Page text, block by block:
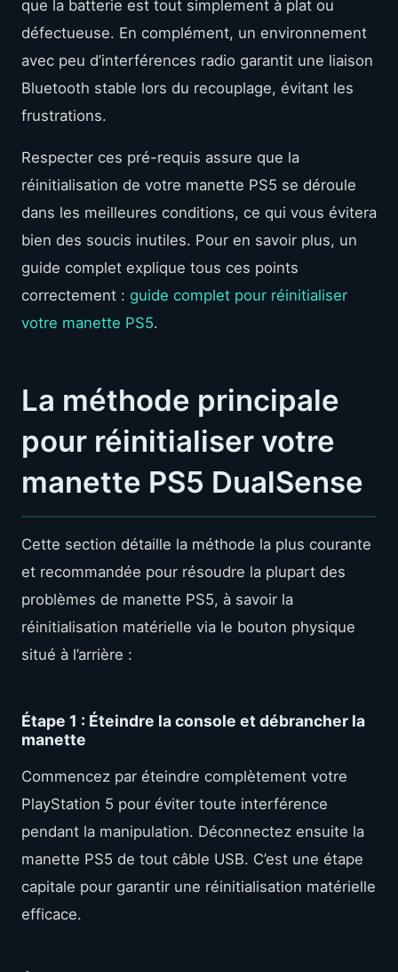
que la batterie est tout simplement à plat ou
défectueuse. En complément, un environnement
avec peu d’interférences radio garantit une liaison
Bluetooth stable lors du recouplage, évitant les
frustrations.
Respecter ces pré-requis assure que la
réinitialisation de votre manette PS5 se déroule
dans les meilleures conditions, ce qui vous évitera
bien des soucis inutiles. Pour en savoir plus, un
guide complet explique tous ces points
correctement : guide complet pour réinitialiser
votre manette PS5.
La méthode principale
pour réinitialiser votre
manette PS5 DualSense
Cette section détaille la méthode la plus courante
et recommandée pour résoudre la plupart des
problèmes de manette PS5, à savoir la
réinitialisation matérielle via le bouton physique
situé à l’arrière :
Étape 1 : Éteindre la console et débrancher la
manette
Commencez par éteindre complètement votre
PlayStation 5 pour éviter toute interférence
pendant la manipulation. Déconnectez ensuite la
manette PS5 de tout câble USB. C’est une étape
capitale pour garantir une réinitialisation matérielle
efficace.